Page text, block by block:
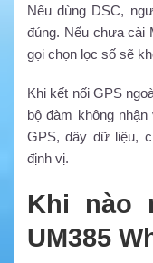
Nếu dùng DSC,
đúng. Nếu chưa cài
gọi chọn lọc số sẽ
Khi kết nối GPS
bộ đàm không
GPS, dây dữ liệu,
định vị.
Khi nào
UM385